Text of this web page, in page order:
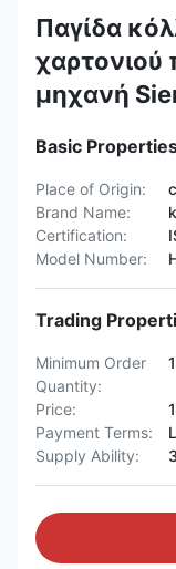
Παγίδα
χαρτονιού
μηχανή
Basic
Place of Origin:
Brand Name:
Certification:
Model Number:
Trading
Minimum Order
Quantity:
Price:
Payment Terms:
Supply Ability: